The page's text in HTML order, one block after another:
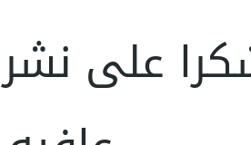
على